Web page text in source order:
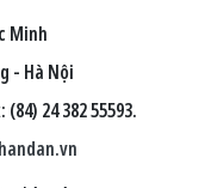
Minh
- Hà Nội
(84) 24 382 55593.